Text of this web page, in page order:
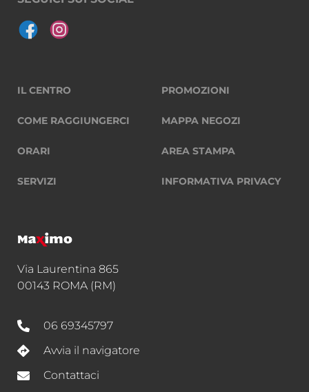
IL CENTRO
COME RAGGIUNGERCI
ORARI
SERVIZI
PROMOZIONI
MAPPA NEGOZI
AREA STAMPA
INFORMATIVA PRIVACY
Via Laurentina 865
00143 ROMA (RM)
06 69345797
Avvia il navigatore
Contattaci